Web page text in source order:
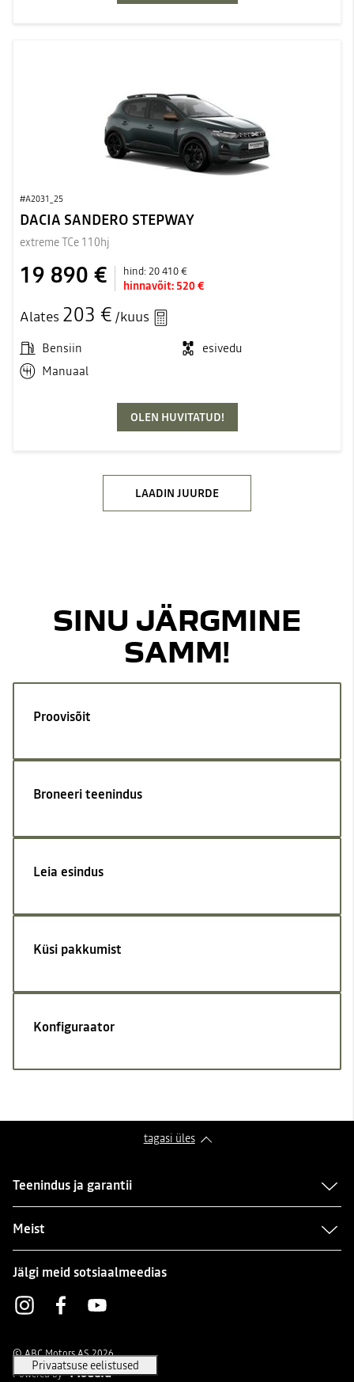
#A2031_25
DACIA SANDERO STEPWAY
extreme TCe 110hj
19 890 € hind:20 410 €
hinnavõit: 520 €
Alates 203 € /kuus
Bensiin
esivedu
Manuaal
OLEN HUVITATUD!
LAADIN JUURDE
SINU JÄRGMINE
SAMM!
Proovisõit
Broneeri teenindus
Leia esindus
Küsi pakkumist
Konfiguraator
tagasi üles
Teenindus ja garantii
Meist
Jälgi meid sotsiaalmeedias
Instagram
Facebook
© ABC Motors AS 2026
Powered by